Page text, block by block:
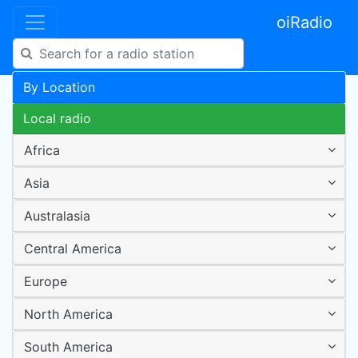
oiRadio
By Location
Local radio
Africa
Asia
Australasia
Central America
Europe
North America
South America